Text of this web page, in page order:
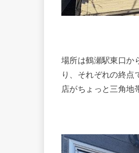
場所は鶴瀬駅東口か
り、それぞれの終点
店がちょっと三角地